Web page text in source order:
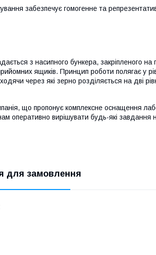
забезпечує гомогенне та
з насипного бункера, закріпленого
ящиків. Принцип роботи полягає у
через які зерно розділяється на дві
що пропонує комплексне оснащення
оперативно вирішувати будь-які завдання
для замовлення